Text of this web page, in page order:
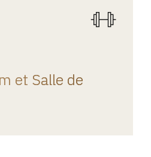
et Salle de